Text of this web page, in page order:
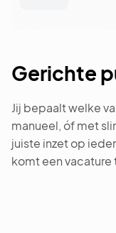
Gerichte
Jij bepaalt welke
manueel, óf met
juiste inzet op
komt een vacature